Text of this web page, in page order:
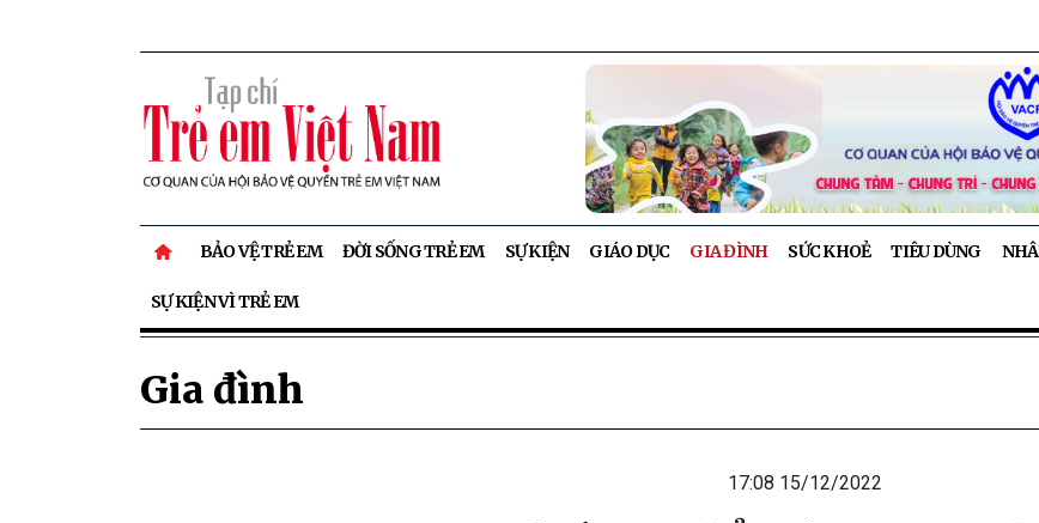
BẢO VỆ TRẺ EM ĐỜI SỐNG TRẺ EM SỰ KIỆN GIÁO DỤC GIA ĐÌNH SỨC KHOẺ TIÊU DÙNG
SỰ KIỆN VÌ TRẺ EM
Gia đình
17:08 15/12/2022